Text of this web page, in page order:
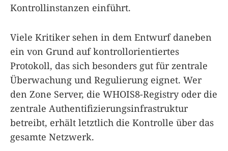
Kontrollinstanzen einführt.
Viele Kritiker sehen in dem Entwurf daneben
ein von Grund auf kontrollorientiertes
Protokoll, das sich besonders gut für zentrale
Überwachung und Regulierung eignet. Wer
den Zone Server, die WHOIS8-Registry oder die
zentrale Authentifizierungsinfrastruktur
betreibt, erhält letztlich die Kontrolle über das
gesamte Netzwerk.